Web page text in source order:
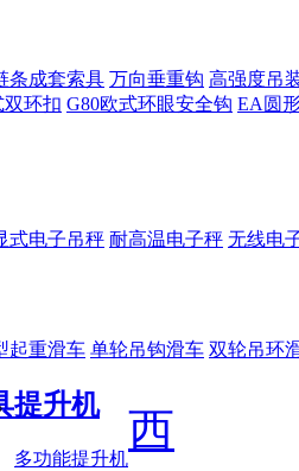
条成套索具 万向垂重钩 高强度吊
双环扣 G80欧式环眼安全钩 EA圆
式电子吊秤 耐高温电子秤 无线电
起重滑车 单轮吊钩滑车 双轮吊环
提升机
多功能提升机
西